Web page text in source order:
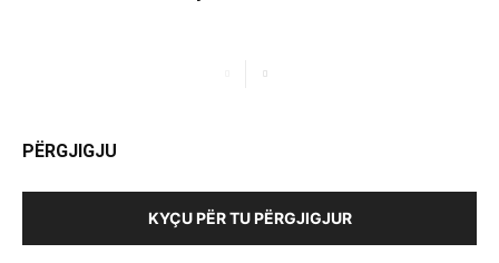
PËRGJIGJU
KYÇU PËR TU PËRGJIGJUR